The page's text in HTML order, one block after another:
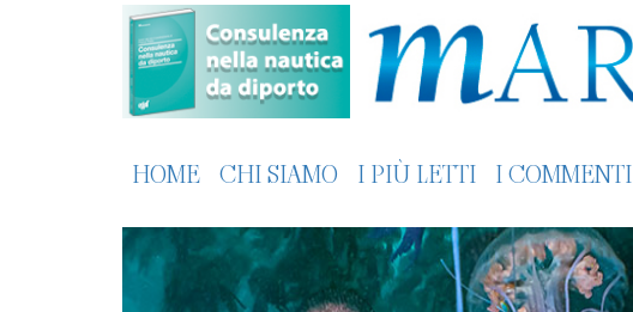
HOME CHI SIAMO I PIÙ LETTI I COMMENTI